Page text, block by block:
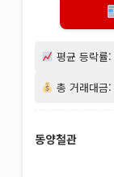
평균 등락률:
총 거래대금:
동양철관